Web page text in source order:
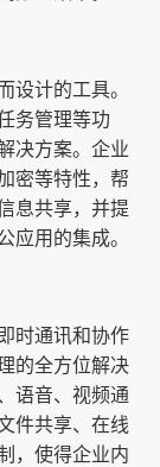
设计的工具。
务管理等功
决方案。企业
密等特性，帮
息共享，并提
应用的集成。
时通讯和协作
的全方位解决
语音、视频通
件共享、在线
，使得企业内